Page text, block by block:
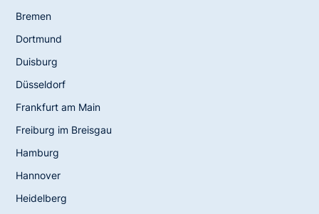
Bremen
Dortmund
Duisburg
Düsseldorf
Frankfurt am Main
Freiburg im Breisgau
Hamburg
Hannover
Heidelberg